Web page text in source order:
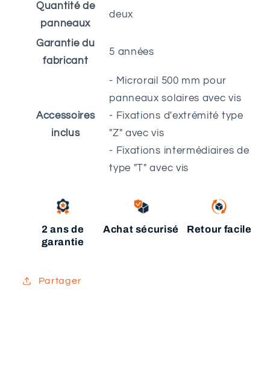
Quantité de
panneaux
deux
Garantie du
fabricant
5 années
Accessoires
inclus
- Microrail 500 mm pour
panneaux solaires avec vis
- Fixations d'extrémité type
"Z" avec vis
- Fixations intermédiaires de
type "T" avec vis
2 ans de
garantie
Achat sécurisé Retour facile
Partager